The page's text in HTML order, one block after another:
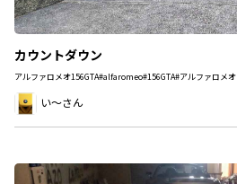
カウントダウン
アルファロメオ156GTA#alfaromeo#156GTA#アルファロメオ
い～さん